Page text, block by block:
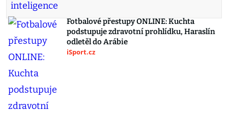
Fotbalové přestupy ONLINE: Kuchta
podstupuje zdravotní prohlídku, Haraslín
odletěl do Arábie
iSport.cz